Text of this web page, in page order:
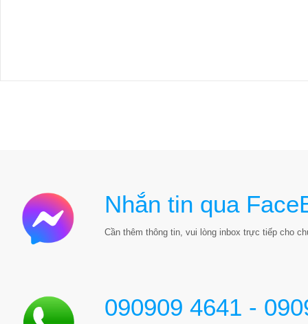
Nhắn tin qua
Cần thêm thông tin, vui lòng inbox trực tiếp cho
090909 4641 -